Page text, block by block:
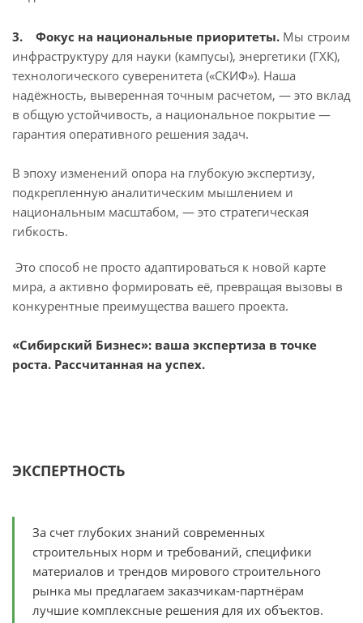
3. Фокус на национальные приоритеты. Мы строим
инфраструктуру для науки (кампусы), энергетики (ГХК),
технологического суверенитета («СКИФ»). Наша
надёжность, выверенная точным расчетом, — это вклад
в общую устойчивость, а национальное покрытие —
гарантия оперативного решения задач.
В эпоху изменений опора на глубокую экспертизу,
подкрепленную аналитическим мышлением и
национальным масштабом, — это стратегическая
гибкость.
Это способ не просто адаптироваться к новой карте
мира, а активно формировать её, превращая вызовы в
конкурентные преимущества вашего проекта.
«Сибирский Бизнес»: ваша экспертиза в точке
роста. Рассчитанная на успех.
ЭКСПЕРТНОСТЬ
За счет глубоких знаний современных
строительных норм и требований, специфики
материалов и трендов мирового строительного
рынка мы предлагаем заказчикам-партнёрам
лучшие комплексные решения для их объектов.